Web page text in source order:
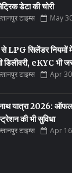
डेटा की चोरी
टाइम्स May
से LPG सिलेंडर नियमों
डिलीवरी, eKYC भी
टाइम्स Apr
यात्रा 2026:
की भी सुविधा
टाइम्स Apr